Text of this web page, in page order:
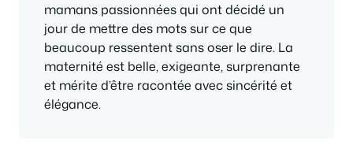
mamans passionnées qui ont décidé un
jour de mettre des mots sur ce que
beaucoup ressentent sans oser le dire. La
maternité est belle, exigeante, surprenante
et mérite d’être racontée avec sincérité et
élégance.